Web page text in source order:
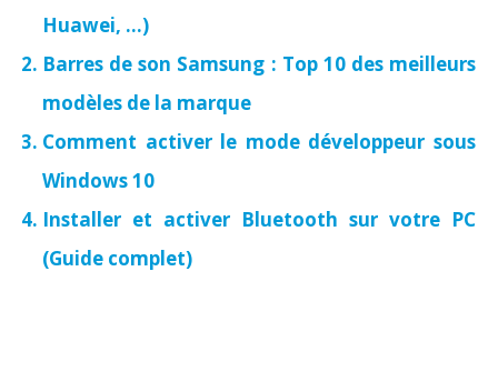
Huawei, …)
Barres de son Samsung : Top 10 des meilleurs
modèles de la marque
Comment activer le mode développeur sous
Windows 10
Installer et activer Bluetooth sur votre PC
(Guide complet)